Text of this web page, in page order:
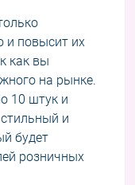
и повысит их
как вы
на рынке.
10 штук и
и
будет
розничных